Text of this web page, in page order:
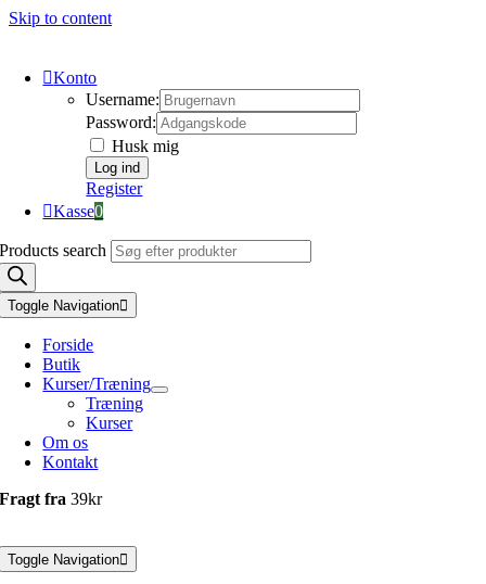
Skip to content
Konto
Username:
Password:
Husk mig
Register
Kasse0
Products search
Toggle Navigation
Forside
Butik
Kurser/Træning
Træning
Kurser
Om os
Kontakt
Fragt fra39kr
Toggle Navigation